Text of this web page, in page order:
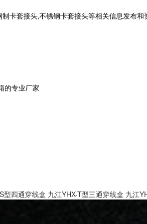
制卡套接头,不锈钢卡套接头等相关信息发布和
的专业厂家
型四通穿线盒 九江YHX-T型三通穿线盒 九江